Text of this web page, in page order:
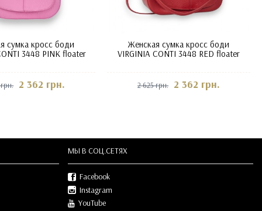
сумка кросс боди
3448 PINK floater
2 362 грн.
Женская сумка кросс боди
VIRGINIA CONTI 3448 RED floater
2 625 грн. 2 362 грн.
МЫ В СOЦ.СЕТЯХ
Facebook
Instagram
YouTube